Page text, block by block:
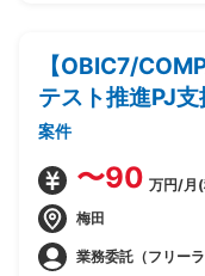
【OBIC7/
テスト推進PJ
案件
〜90 万円/月
梅田
業務委託（フリーラ